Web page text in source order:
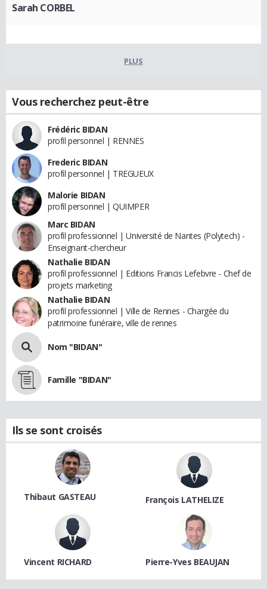
Sarah CORBEL
PLUS
Vous recherchez peut-être
Frédéric BIDAN
profil personnel | RENNES
Frederic BIDAN
profil personnel | TREGUEUX
Malorie BIDAN
profil personnel | QUIMPER
Marc BIDAN
profil professionnel | Université de Nantes (Polytech) -
Enseignant-chercheur
Nathalie BIDAN
profil professionnel | Editions Francis Lefebvre - Chef de
projets marketing
Nathalie BIDAN
profil professionnel | Ville de Rennes - Chargée du
patrimoine funéraire, ville de rennes
Nom "BIDAN"
Famille "BIDAN"
Ils se sont croisés
Thibaut GASTEAU François LATHELIZE
Vincent RICHARD Pierre-Yves BEAUJAN